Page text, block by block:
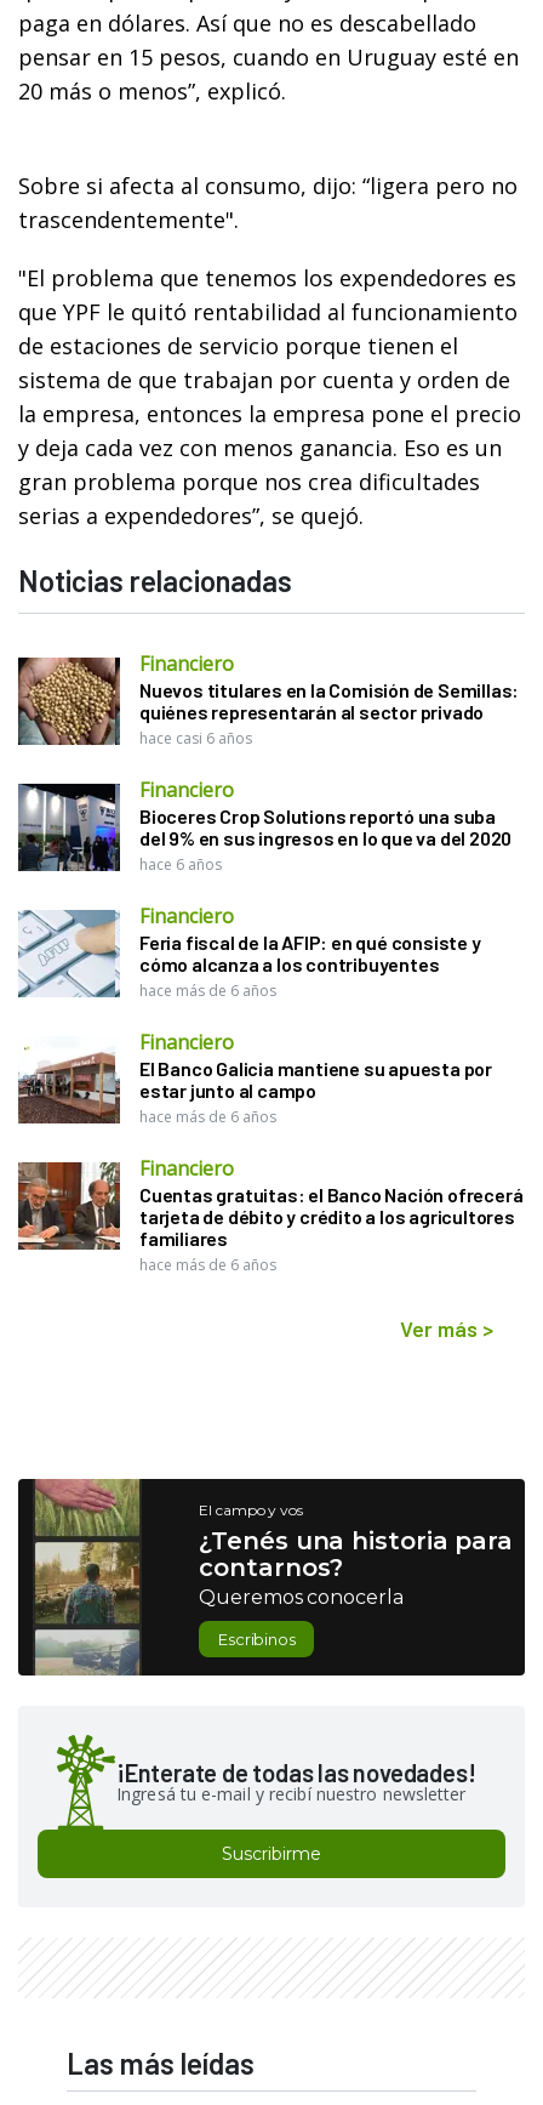
paga en dólares. Así que no es descabellado
pensar en 15 pesos, cuando en Uruguay esté en
20 más o menos”, explicó.
Sobre si afecta al consumo, dijo: “ligera pero no
trascendentemente".
"El problema que tenemos los expendedores es
que YPF le quitó rentabilidad al funcionamiento
de estaciones de servicio porque tienen el
sistema de que trabajan por cuenta y orden de
la empresa, entonces la empresa pone el precio
y deja cada vez con menos ganancia. Eso es un
gran problema porque nos crea dificultades
serias a expendedores”, se quejó.
Noticias relacionadas
Financiero
Nuevos titulares en la Comisión de Semillas:
quiénes representarán al sector privado
hace casi 6 años
Financiero
Bioceres Crop Solutions reportó una suba
del 9% en sus ingresos en lo que va del 2020
hace 6 años
Financiero
Feria fiscal de la AFIP: en qué consiste y
cómo alcanza a los contribuyentes
hace más de 6 años
Financiero
El Banco Galicia mantiene su apuesta por
estar junto al campo
hace más de 6 años
Financiero
Cuentas gratuitas: el Banco Nación ofrecerá
tarjeta de débito y crédito a los agricultores
familiares
hace más de 6 años
Ver más >
El campo y vos
¿Tenés una historia para
contarnos?
Queremos conocerla
Escribinos
¡Enterate de todas las novedades!
Ingresá tu e-mail y recibí nuestro newsletter
Suscribirme
Las más leídas